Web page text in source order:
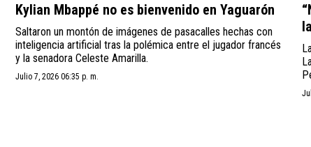
Kylian Mbappé no es bienvenido en Yaguarón
Saltaron un montón de imágenes de pasacalles hechas con
inteligencia artificial tras la polémica entre el jugador francés
y la senadora Celeste Amarilla.
Julio 7, 2026 06:35 p. m.